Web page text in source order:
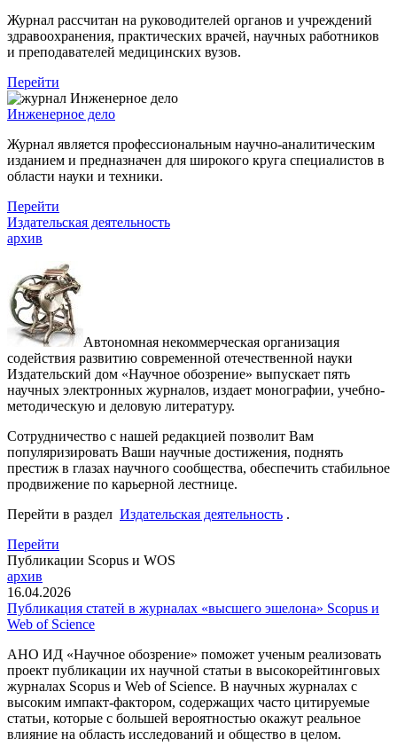
Журнал рассчитан на руководителей органов и учреждений
здравоохранения, практических врачей, научных работников
и преподавателей медицинских вузов.
Перейти
Инженерное дело
Журнал является профессиональным научно-аналитическим
изданием и предназначен для широкого круга специалистов в
области науки и техники.
Перейти
Издательская деятельность
архив
Автономная некоммерческая организация
содействия развитию современной отечественной науки
Издательский дом «Научное обозрение» выпускает пять
научных электронных журналов, издает монографии, учебно-
методическую и деловую литературу.
Сотрудничество с нашей редакцией позволит Вам
популяризировать Ваши научные достижения, поднять
престиж в глазах научного сообщества, обеспечить стабильное
продвижение по карьерной лестнице.
Перейти в раздел Издательская деятельность .
Перейти
Публикации Scopus и WOS
архив
16.04.2026
Публикация статей в журналах «высшего эшелона» Scopus и
Web of Science
АНО ИД «Научное обозрение» поможет ученым реализовать
проект публикации их научной статьи в высокорейтинговых
журналах Scopus и Web of Science. В научных журналах с
высоким импакт-фактором, содержащих часто цитируемые
статьи, которые с большей вероятностью окажут реальное
влияние на область исследований и общество в целом.